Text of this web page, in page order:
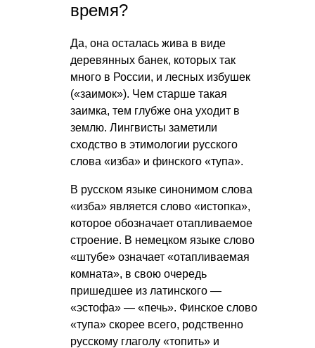
время?
Да, она осталась жива в виде
деревянных банек, которых так
много в России, и лесных избушек
(«заимок»). Чем старше такая
заимка, тем глубже она уходит в
землю. Лингвисты заметили
сходство в этимологии русского
слова «изба» и финского «тупа».
В русском языке синонимом слова
«изба» является слово «истопка»,
которое обозначает отапливаемое
строение. В немецком языке слово
«штубе» означает «отапливаемая
комната», в свою очередь
пришедшее из латинского —
«эстофа» — «печь». Финское слово
«тупа» скорее всего, родственно
русскому глаголу «топить» и